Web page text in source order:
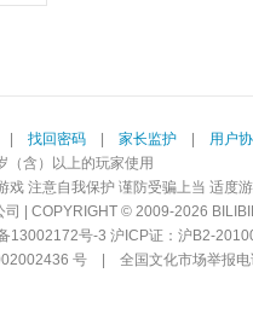
找回密码 家长监护 用户
（含）以上的玩家使用
戏 注意自我保护 谨防受骗上当 适度
司 | COPYRIGHT © 2009-2026
13002172号-3 沪ICP证：沪B2-
号
全国文化市场举报